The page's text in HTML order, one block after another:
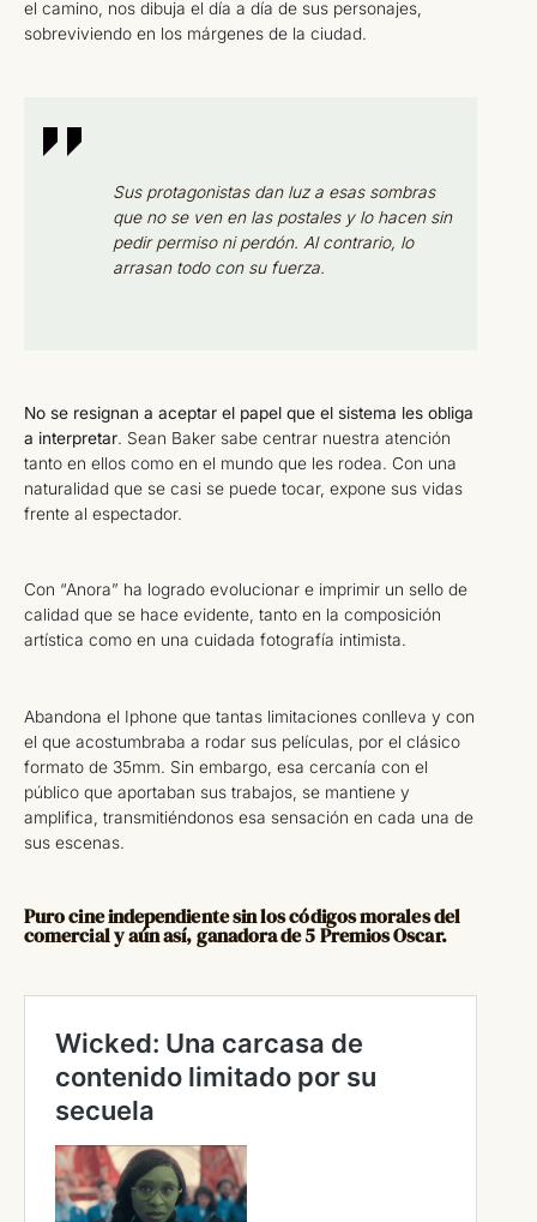
el camino, nos dibuja el día a día de sus personajes,
sobreviviendo en los márgenes de la ciudad.
Sus protagonistas dan luz a esas sombras
que no se ven en las postales y lo hacen sin
pedir permiso ni perdón. Al contrario, lo
arrasan todo con su fuerza.
No se resignan a aceptar el papel que el sistema les obliga
a interpretar. Sean Baker sabe centrar nuestra atención
tanto en ellos como en el mundo que les rodea. Con una
naturalidad que se casi se puede tocar, expone sus vidas
frente al espectador.
Con “Anora” ha logrado evolucionar e imprimir un sello de
calidad que se hace evidente, tanto en la composición
artística como en una cuidada fotografía intimista.
Abandona el Iphone que tantas limitaciones conlleva y con
el que acostumbraba a rodar sus películas, por el clásico
formato de 35mm. Sin embargo, esa cercanía con el
público que aportaban sus trabajos, se mantiene y
amplifica, transmitiéndonos esa sensación en cada una de
sus escenas.
Puro cine independiente sin los códigos morales del
comercial y aún así, ganadora de 5 Premios Oscar.